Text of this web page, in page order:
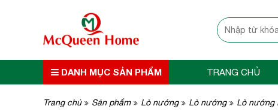
DANH MỤC SẢN PHẨM TRANG CHỦ
Trang chủ Sản phẩm Lò nướng Lò nướng Lò nướng